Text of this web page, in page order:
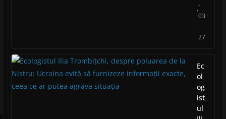
-
03
-
27
Ec
ol
og
ist
ul